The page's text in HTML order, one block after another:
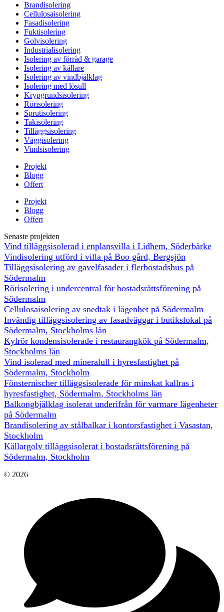
Brandisolering
Cellulosaisolering
Fasadisolering
Fuktisolering
Golvisolering
Industrialisolering
Isolering av förråd & garage
Isolering av källare
Isolering av vindbjälklag
Isolering med lösull
Krypgrundsisolering
Rörisolering
Sprutisolering
Takisolering
Tilläggsisolering
Väggisolering
Vindsisolering
Projekt
Blogg
Offert
Projekt
Blogg
Offert
Senaste projekten
Vind tilläggsisolerad i enplansvilla i Lidhem, Söderbärke
Vindisolering utförd i villa på Boo gård, Bergsjön
Tilläggsisolering av gavelfasader i flerbostadshus på
Södermalm
Rörisolering i undercentral för bostadsrättsförening på
Södermalm
Cellulosaisolering av snedtak i lägenhet på Södermalm
Invändig tilläggsisolering av fasadväggar i butikslokal på
Södermalm, Stockholms län
Kylrör kondensisolerade i restaurangkök på Södermalm,
Stockholms län
Vind isolerad med mineralull i hyresfastighet på
Södermalm, Stockholm
Fönsternischer tilläggsisolerade för minskat kallras i
hyresfastighet, Södermalm, Stockholms län
Balkongbjälklag isolerat underifrån för varmare lägenheter
på Södermalm
Brandisolering av stålbalkar i kontorsfastighet i Vasastan,
Stockholm
Källargolv tilläggsisolerat i bostadsrättsförening på
Södermalm, Stockholm
© 2026